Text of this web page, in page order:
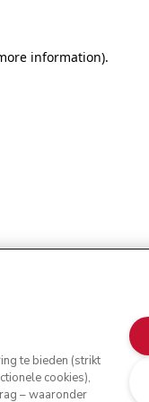
information).
te bieden (strikt
cookies),
– waaronder